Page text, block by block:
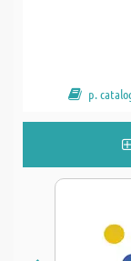
p.